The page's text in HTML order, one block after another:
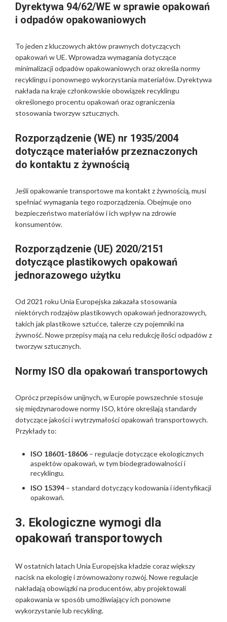
Dyrektywa 94/62/WE w sprawie opakowań
i odpadów opakowaniowych
To jeden z kluczowych aktów prawnych dotyczących
opakowań w UE. Wprowadza wymagania dotyczące
minimalizacji odpadów opakowaniowych oraz określa normy
recyklingu i ponownego wykorzystania materiałów. Dyrektywa
nakłada na kraje członkowskie obowiązek recyklingu
określonego procentu opakowań oraz ograniczenia
stosowania tworzyw sztucznych.
Rozporządzenie (WE) nr 1935/2004
dotyczące materiałów przeznaczonych
do kontaktu z żywnością
Jeśli opakowanie transportowe ma kontakt z żywnością, musi
spełniać wymagania tego rozporządzenia. Obejmuje ono
bezpieczeństwo materiałów i ich wpływ na zdrowie
konsumentów.
Rozporządzenie (UE) 2020/2151
dotyczące plastikowych opakowań
jednorazowego użytku
Od 2021 roku Unia Europejska zakazała stosowania
niektórych rodzajów plastikowych opakowań jednorazowych,
takich jak plastikowe sztućce, talerze czy pojemniki na
żywność. Nowe przepisy mają na celu redukcję ilości odpadów z
tworzyw sztucznych.
Normy ISO dla opakowań transportowych
Oprócz przepisów unijnych, w Europie powszechnie stosuje
się międzynarodowe normy ISO, które określają standardy
dotyczące jakości i wytrzymałości opakowań transportowych.
Przykłady to:
ISO 18601-18606 – regulacje dotyczące ekologicznych
aspektów opakowań, w tym biodegradowalności i
recyklingu.
ISO 15394 – standard dotyczący kodowania i identyfikacji
opakowań.
3. Ekologiczne wymogi dla
opakowań transportowych
W ostatnich latach Unia Europejska kładzie coraz większy
nacisk na ekologię i zrównoważony rozwój. Nowe regulacje
nakładają obowiązki na producentów, aby projektowali
opakowania w sposób umożliwiający ich ponowne
wykorzystanie lub recykling.